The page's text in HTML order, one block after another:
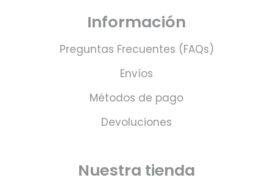
Información
Preguntas Frecuentes (FAQs)
Envíos
Métodos de pago
Devoluciones
Nuestra tienda